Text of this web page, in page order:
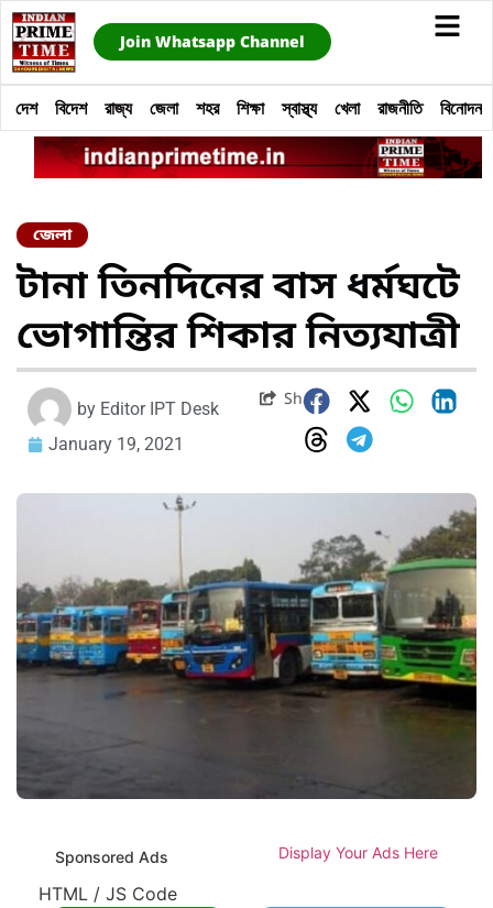
Join Whatsapp Channel
দেশ বিদেশ রাজ্য জেলা শহর শিক্ষা স্বাস্থ্য খেলা রাজনীতি বিনোদন
জেলা
টানা তিনদিনের বাস ধর্মঘটে
ভোগান্তির শিকার নিত্যযাত্রী
by Editor IPT Desk
January 19, 2021
Share
Sponsored Ads Display Your Ads Here
HTML / JS Code